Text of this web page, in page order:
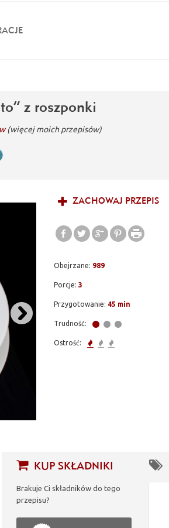
z roszponki
(więcej moich przepisów)
ZACHOWAJ PRZEPIS
Obejrzane: 989
Porcje: 3
Przygotowanie: 45 min
Trudność:
Ostrość:
KUP SKŁADNIKI
Brakuje Ci składników do tego
przepisu?